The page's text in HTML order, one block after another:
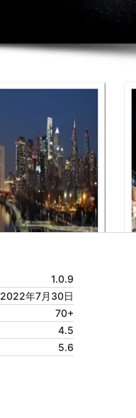
1.0.9
2022年7月30日
70+
4.5
5.6